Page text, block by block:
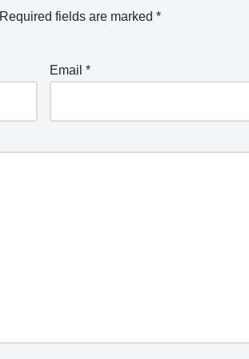
Required fields are marked *
Email*